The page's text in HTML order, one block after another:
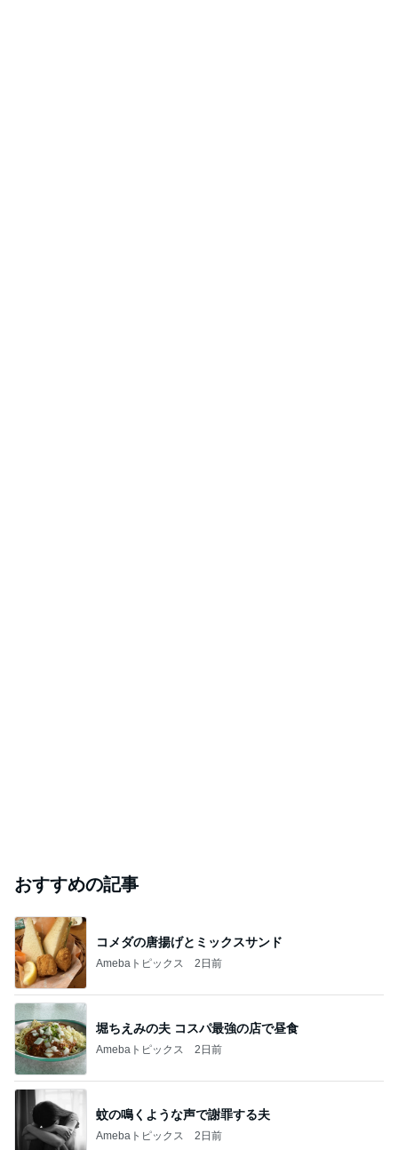
おすすめの記事
コメダの唐揚げとミックスサンド
Amebaトピックス 2日前
堀ちえみの夫 コスパ最強の店で昼食
Amebaトピックス 2日前
蚊の鳴くような声で謝罪する夫
Amebaトピックス 2日前